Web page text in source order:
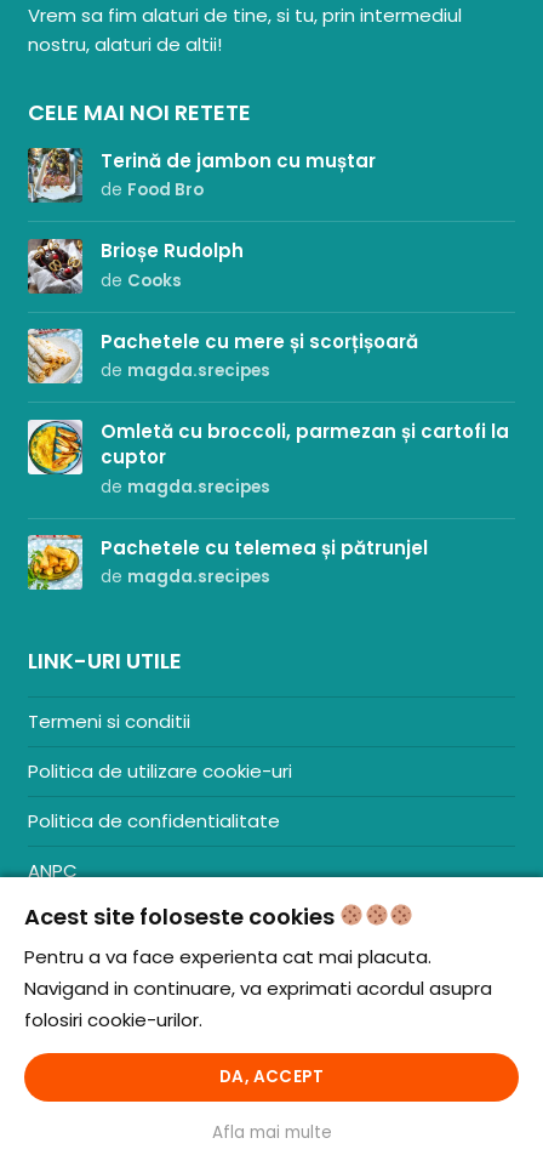
Vrem sa fim alaturi de tine, si tu, prin intermediul
nostru, alaturi de altii!
CELE MAI NOI RETETE
Terină de jambon cu muștar
de Food Bro
Brioșe Rudolph
de Cooks
Pachetele cu mere și scorțișoară
de magda.srecipes
Omletă cu broccoli, parmezan și cartofi la
cuptor
de magda.srecipes
Pachetele cu telemea și pătrunjel
de magda.srecipes
LINK-URI UTILE
Termeni si conditii
Politica de utilizare cookie-uri
Politica de confidentialitate
ANPC
Contact
S.C. ZENCOM MEDIA GROUP SRL
J20/1379/2017
© iCooking.ro. Toate drepturile rezervate.
Acest site foloseste cookies
Pentru a va face experienta cat mai placuta.
Navigand in continuare, va exprimati acordul asupra
folosiri cookie-urilor.
DA, ACCEPT
Afla mai multe